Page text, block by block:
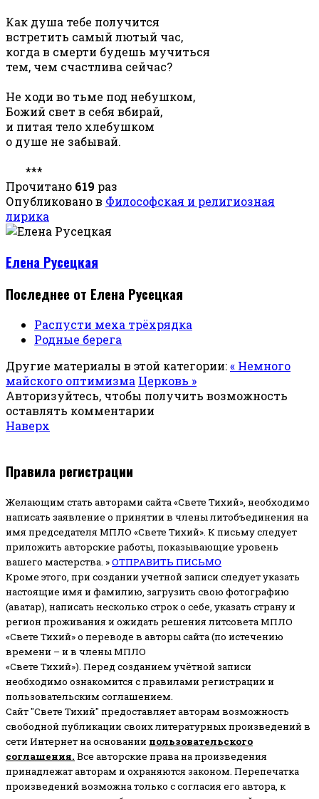
Как душа тебе получится
встретить самый лютый час,
когда в смерти будешь мучиться
тем, чем счастлива сейчас?
Не ходи во тьме под небушком,
Божий свет в себя вбирай,
и питая тело хлебушком
о душе не забывай.
***
Прочитано 619 раз
Опубликовано в Философская и религиозная
лирика
Елена Русецкая
Последнее от Елена Русецкая
Распусти меха трёхрядка
Родные берега
Другие материалы в этой категории:« Немного
майского оптимизма Церковь »
Авторизуйтесь, чтобы получить возможность
оставлять комментарии
Наверх
Правила регистрации
Желающим стать авторами сайта «Свете Тихий», необходимо
написать заявление о принятии в члены литобъединения на
имя председателя МПЛО «Свете Тихий». К письму следует
приложить авторские работы, показывающие уровень
вашего мастерства. »ОТПРАВИТЬ ПИСЬМО
Кроме этого, при создании учетной записи следует указать
настоящие имя и фамилию, загрузить свою фотографию
(аватар), написать несколько строк о себе, указать страну и
регион проживания и ожидать решения литсовета МПЛО
«Свете Тихий» о переводе в авторы сайта (по истечению
времени – и в члены МПЛО
«Свете Тихий»). Перед созданием учётной записи
необходимо ознакомится с правилами регистрации и
пользовательским соглашением.
Сайт "Свете Тихий" предоставляет авторам возможность
свободной публикации своих литературных произведений в
сети Интернет на основании пользовательского
соглашения. Все авторские права на произведения
принадлежат авторам и охраняются законом. Перепечатка
произведений возможна только с согласия его автора, к